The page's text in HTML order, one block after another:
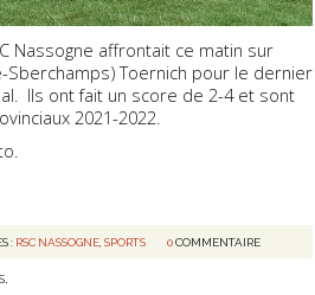
Nassogne affrontait ce matin sur
Toernich pour le dernier
Ils ont fait un score de 2-4 et sont
2021-2022.
: RSC NASSOGNE, SPORTS 0COMMENTAIRE